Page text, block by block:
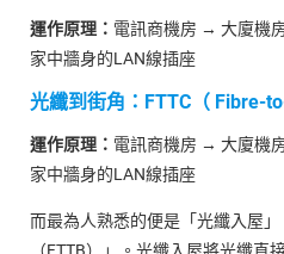
運作原理： 電訊商機房 → 大廈機
家中牆身的LAN線插座
光纖到街角：FTTC（ Fibre-
運作原理： 電訊商機房 → 大廈機
家中牆身的LAN線插座
而最為人熟悉的便是「光纖入屋